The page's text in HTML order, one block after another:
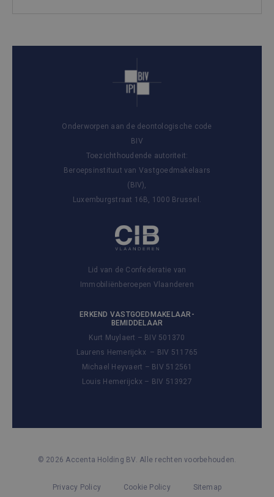
Onderworpen aan de deontologische code
BIV
Toezichthoudende autoriteit:
Beroepsinstituut van Vastgoedmakelaars
(BIV),
Luxemburgstraat 16B, 1000 Brussel.
Lid van de Confederatie van
Immobiliënberoepen Vlaanderen
ERKEND VASTGOEDMAKELAAR-
BEMIDDELAAR
Kurt Muylaert – BIV 501370
Laurens Hemerijckx – BIV 511765
Michael Heyvaert – BIV 512561
Louis Hemerijckx – BIV 513927
© 2026 Accenta Holding BV. Alle rechten voorbehouden.
Privacy Policy Cookie Policy Sitemap